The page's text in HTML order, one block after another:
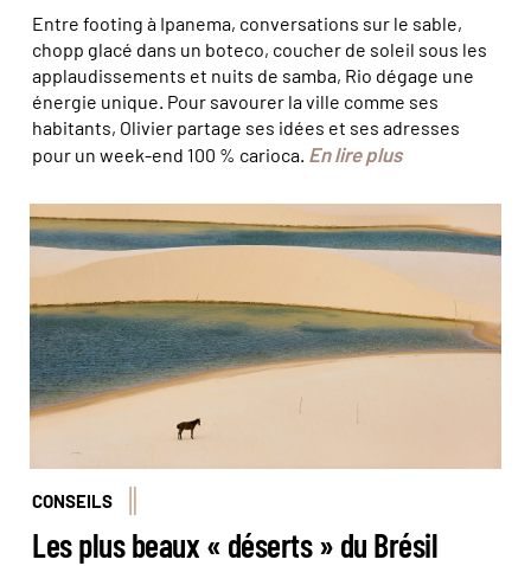
Entre footing à Ipanema, conversations sur le sable,
chopp glacé dans un boteco, coucher de soleil sous les
applaudissements et nuits de samba, Rio dégage une
énergie unique. Pour savourer la ville comme ses
habitants, Olivier partage ses idées et ses adresses
pour un week-end 100 % carioca. En lire plus
© Azouze FGP/Hemis
CONSEILS
Les plus beaux « déserts » du Brésil